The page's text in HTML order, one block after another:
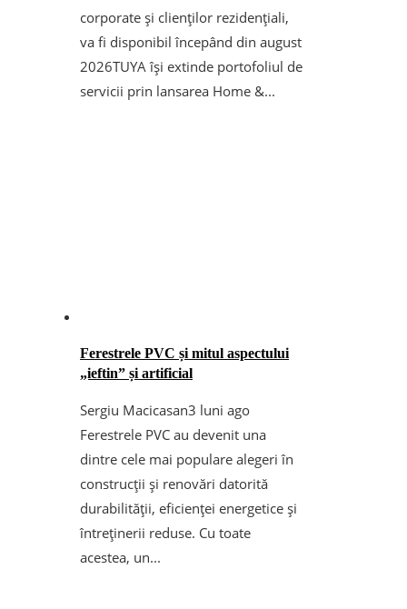
corporate și clienților rezidențiali,
va fi disponibil începând din august
2026TUYA își extinde portofoliul de
servicii prin lansarea Home &...
Ferestrele PVC și mitul aspectului
„ieftin” și artificial
Sergiu Macicasan3 luni ago
Ferestrele PVC au devenit una
dintre cele mai populare alegeri în
construcții și renovări datorită
durabilității, eficienței energetice și
întreținerii reduse. Cu toate
acestea, un...